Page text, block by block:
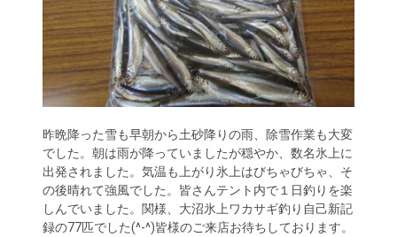
昨晩降った雪も早朝から土砂降りの雨、除雪作業も大変
でした。朝は雨が降っていましたが穏やか、数名氷上に
出発されました。気温も上がり氷上はびちゃびちゃ、そ
の後晴れて強風でした。皆さんテント内で１日釣りを楽
しんでいました。関様、大沼氷上ワカサギ釣り自己新記
録の77匹でした(^-^)皆様のご来店お待ちしております。